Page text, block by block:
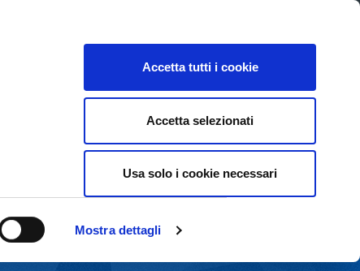
Mostra dettagli
Accetta tutti i cookie
Accetta selezionati
Usa solo i cookie necessari
INVESTOR RELATIONS SOSTENIBILITÀ